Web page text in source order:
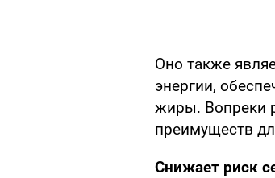
Оно также
энергии,
жиры. Вопреки
преимуществ
Снижает риск